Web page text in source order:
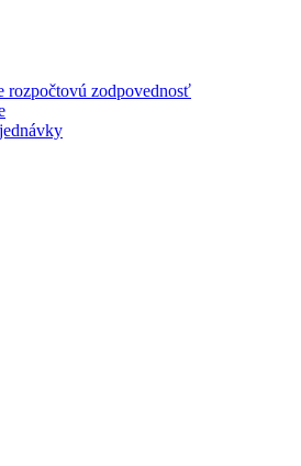
rozpočtovú zodpovednosť